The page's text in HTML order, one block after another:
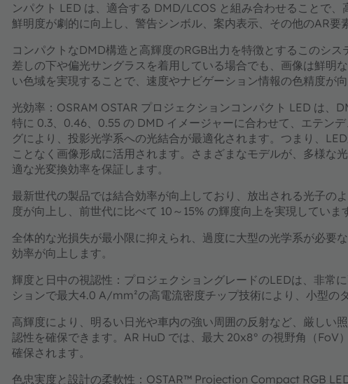
ンパクト LED は、適合する DMD/LCOS と組み合わせることで
鮮明度が劇的に向上し、警告シンボル、案内表示、その他のAR要
コンパクトなDMD構造と高輝度のRGB出力を特徴とするこのシ
差しの下や偏光サングラスを着用している場合でも、画像は鮮明
い色域を実現することで、速度やナビゲーション情報の色精度が
光効率： OSRAM OSTAR プロジェクションコンパクト LED は、
特に 0.3、0.46、0.55 の DMD イメージャーに合わせて、エテン
グにより、投影光学系への光結合が最適化されます。つまり、
ことなく画像形成に活用されます。さまざまなモデルが、多様な
適な光変換効率を保証します。
最新世代の製品では結合効率が向上しており、放出される光子の
度が向上し、前世代に比べて 10～15% の輝度向上を実現していま
全体的な光損失が最小限に抑えられ、過度に大型の光学系が必要
効率が向上します。
輝度と日中の視認性： プロジェクショングレードのLEDは、非常
ションで最大4.0 A/mm²の高電流密度チップ技術により、小型の
高輝度により、明るい日光や車内の強い周囲の反射など、厳しい
認性を確保できます。AR HuD では、最大 20x8° の視野角（
確保されます。
色忠実度と設計の柔軟性： OSTAR™ Projection Compact RGB